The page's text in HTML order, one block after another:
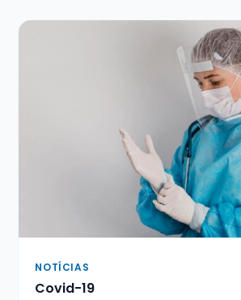
NOTÍCIAS
Covid-19